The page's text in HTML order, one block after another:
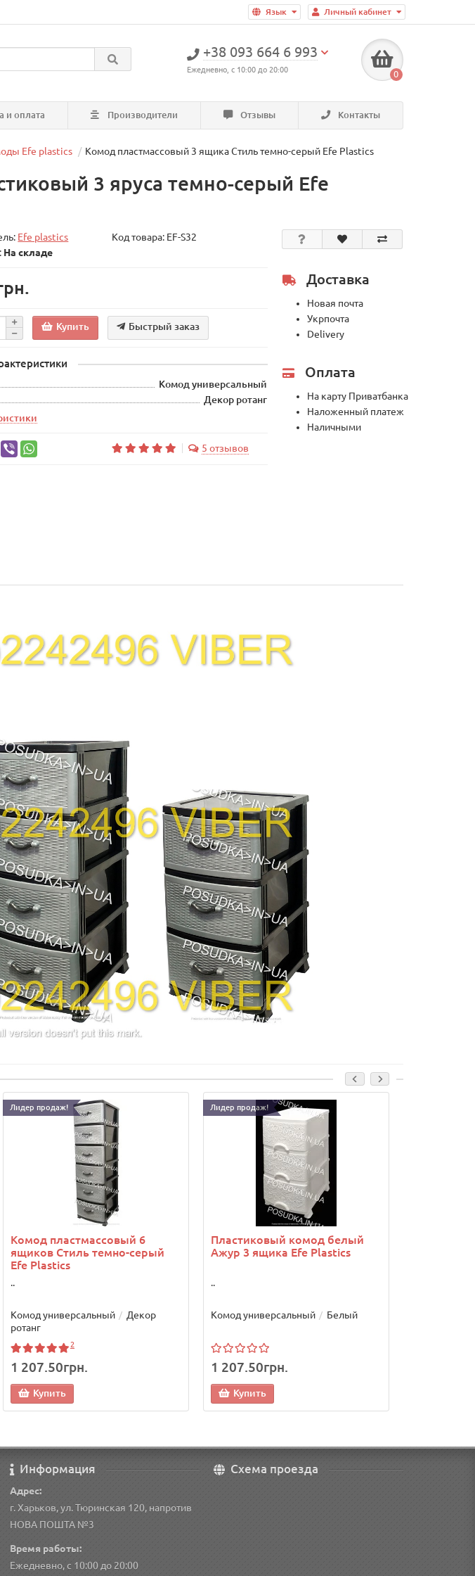
Личный кабинет
Язык
+38 093 664 6 993
Ежедневно, с 10:00 до 20:00 0
и оплата Производители Отзывы Контакты
Efe plastics Комод пластмассовый 3 ящика Стиль темно-серый Efe Plastics
3 яруса темно-серый Efe
Efe plastics Код товара: EF-S32
На складе
Купить Быстрый заказ
Комод универсальный
Декор ротанг
5 отзывов
Доставка
Новая почта
Укрпочта
Delivery
Оплата
На карту Приватбанка
Наложенный платеж
Наличными
Лидер продаж!
Комод пластмассовый 6
ящиков Стиль темно-серый
Efe Plastics
..
Комод универсальный
Декор
ротанг
2
1 207.50грн.
Купить
Лидер продаж!
Пластиковый комод белый
Ажур 3 ящика Efe Plastics
..
Комод универсальный Белый
1 207.50грн.
Купить
Информация
Адрес:
г. Харьков, ул. Тюринская 120, напротив
НОВА ПОШТА №3
Время работы:
Ежедневно, с 10:00 до 20:00
Схема проезда